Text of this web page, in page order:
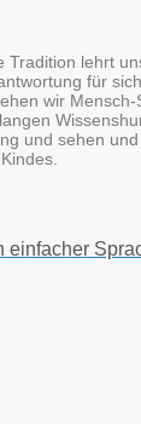
Tradition lehrt
für
wir Mensch-
und sehen
einfacher